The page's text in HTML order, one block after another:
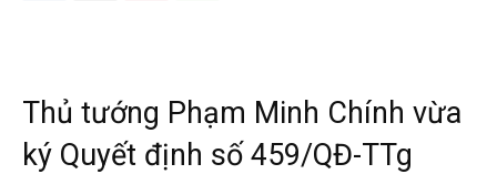
Thủ tướng Phạm Minh Chính vừa
ký Quyết định số 459/QĐ-TTg